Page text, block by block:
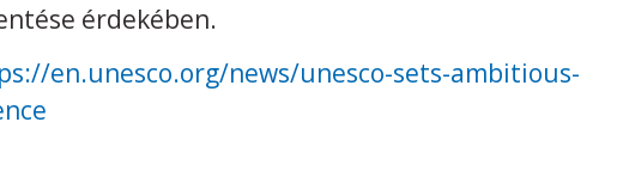
érdekében.
en.unesco.org/news/unesco-sets-ambitious-